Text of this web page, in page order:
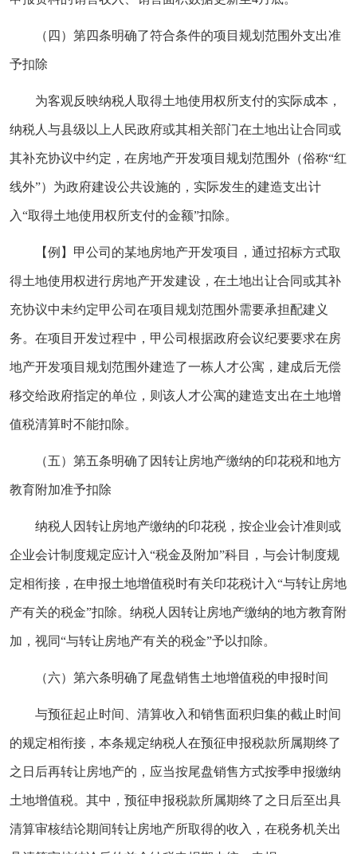
（四）第四条明确了符合条件的项目规划范围外支出准
予扣除
为客观反映纳税人取得土地使用权所支付的实际成本，
纳税人与县级以上人民政府或其相关部门在土地出让合同或
其补充协议中约定，在房地产开发项目规划范围外（俗称“红
线外”）为政府建设公共设施的，实际发生的建造支出计
入“取得土地使用权所支付的金额”扣除。
【例】甲公司的某地房地产开发项目，通过招标方式取
得土地使用权进行房地产开发建设，在土地出让合同或其补
充协议中未约定甲公司在项目规划范围外需要承担配建义
务。在项目开发过程中，甲公司根据政府会议纪要要求在房
地产开发项目规划范围外建造了一栋人才公寓，建成后无偿
移交给政府指定的单位，则该人才公寓的建造支出在土地增
值税清算时不能扣除。
（五）第五条明确了因转让房地产缴纳的印花税和地方
教育附加准予扣除
纳税人因转让房地产缴纳的印花税，按企业会计准则或
企业会计制度规定应计入“税金及附加”科目，与会计制度规
定相衔接，在申报土地增值税时有关印花税计入“与转让房地
产有关的税金”扣除。纳税人因转让房地产缴纳的地方教育附
加，视同“与转让房地产有关的税金”予以扣除。
（六）第六条明确了尾盘销售土地增值税的申报时间
与预征起止时间、清算收入和销售面积归集的截止时间
的规定相衔接，本条规定纳税人在预征申报税款所属期终了
之日后再转让房地产的，应当按尾盘销售方式按季申报缴纳
土地增值税。其中，预征申报税款所属期终了之日后至出具
清算审核结论期间转让房地产所取得的收入，在税务机关出